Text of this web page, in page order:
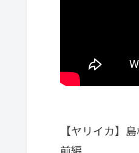
【ヤリイカ】